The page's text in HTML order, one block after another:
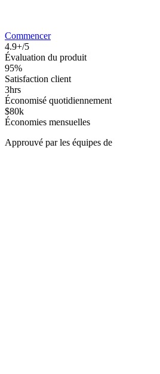
Commencer
4.9+/5
Évaluation du produit
95%
Satisfaction client
3hrs
Économisé quotidiennement
$80k
Économies mensuelles
Approuvé par les équipes de